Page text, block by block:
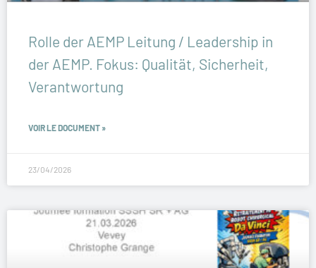
Rolle der AEMP Leitung / Leadership in
der AEMP. Fokus: Qualität, Sicherheit,
Verantwortung
VOIR LE DOCUMENT »
23/04/2026